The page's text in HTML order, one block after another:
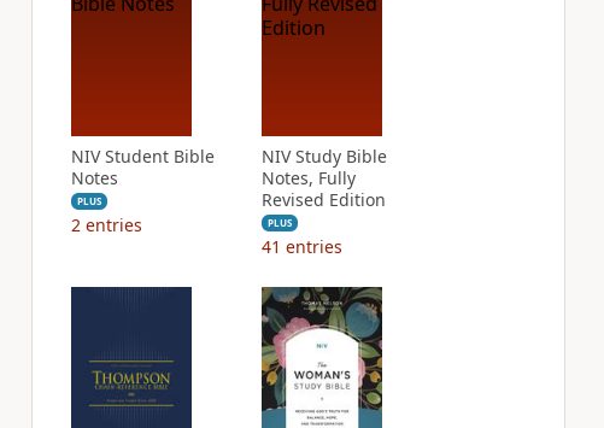
NIV Student Bible
Notes
PLUS
2 entries
NIV Study Bible
Notes, Fully
Revised Edition
PLUS
41 entries